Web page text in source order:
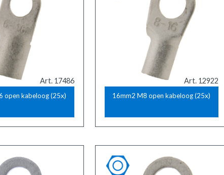
Art. 17486
open kabeloog (25x)
Art. 12922
16mm2 M8 open kabeloog (25x)